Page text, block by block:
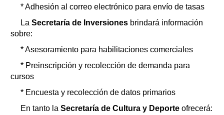
* Adhesión al correo electrónico para envío de tasas
La Secretaría de Inversiones brindará información
sobre:
* Asesoramiento para habilitaciones comerciales
* Preinscripción y recolección de demanda para
cursos
* Encuesta y recolección de datos primarios
En tanto la Secretaría de Cultura y Deporte ofrecerá: